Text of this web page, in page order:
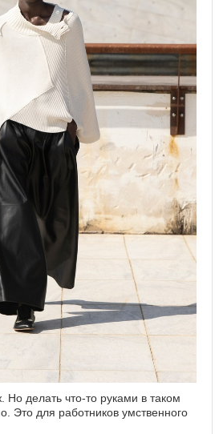
Но делать что-то руками в таком
Это для работников умственного